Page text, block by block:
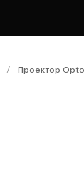
/ Проектор